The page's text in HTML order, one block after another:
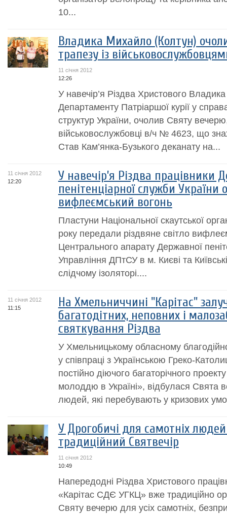
10...
Владика Михайло (Колтун)
трапезу із
11 січня 2012
12:26
У навечір’я Різдва Христового
Департаменту Патріаршої курії у
структур України, очолив Святу
військовослужбовці в/ч № 4623, що
Став Кам’янка-Бузького деканату на...
11 січня 2012
12:20
У навечір’я Різдва працівники
пенітенціарної служби України
вифлеємський вогонь
Пластуни Національної скаутської
року передали різдвяне світло
Центрального апарату Державної
Управління ДПтСУ в м. Києві та
слідчому ізоляторі....
11 січня 2012
11:15
На Хмельниччині "Карітас"
багатодітних, неповних і
святкування Різдва
У Хмельницькому обласному
у співпраці з Українською Греко-
постійно діючого багаторічного
молоддю в Україні», відбулася Свята
людей, які перебувають у кризових
У Дрогобичі для самотніх людей
традиційний Святвечір
11 січня 2012
10:49
Напередодні Різдва Христового
«Карітас СДЄ УГКЦ» вже традиційно
Святу вечерю для усіх самотніх,